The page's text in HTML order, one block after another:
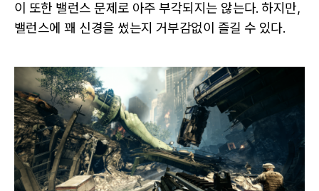
이 또한 밸런스 문제로 아주 부각되지는 않는다. 하지만,
밸런스에 꽤 신경을 썼는지 거부감없이 즐길 수 있다.